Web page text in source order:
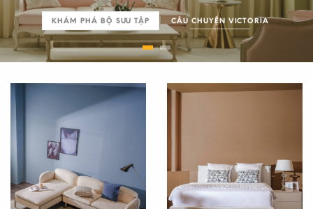
KHÁM PHÁ BỘ SƯU TẬP CÂU CHUYỆN VICTORIA